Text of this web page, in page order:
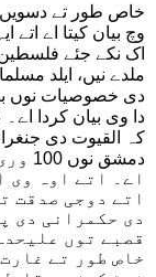
خاص طور تے
وچ بیان کیتا اے اتے
اک نکے جئے
ملدے نیں، ایلد
دی خصوصیات نوں
دا وی بیان کردا
اے۔ اتے اوہ وی
اتے دوجی صدقت
دی حکمرانی دی
قصبے توں
خاص طور تے